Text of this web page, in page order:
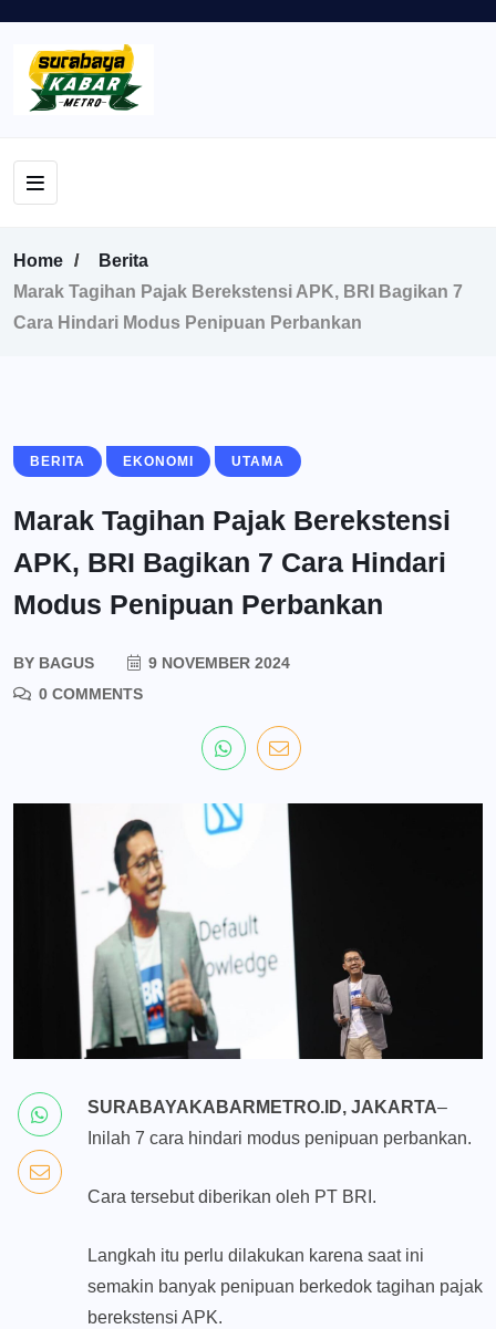
Home
Berita
Marak Tagihan Pajak Berekstensi APK, BRI Bagikan 7
Cara Hindari Modus Penipuan Perbankan
BERITA EKONOMI UTAMA
Marak Tagihan Pajak Berekstensi
APK, BRI Bagikan 7 Cara Hindari
Modus Penipuan Perbankan
BY BAGUS
9 NOVEMBER 2024
0 COMMENTS
SURABAYAKABARMETRO.ID, JAKARTA–
Inilah 7 cara hindari modus penipuan perbankan.
Cara tersebut diberikan oleh PT BRI.
Langkah itu perlu dilakukan karena saat ini
semakin banyak penipuan berkedok tagihan pajak
berekstensi APK.